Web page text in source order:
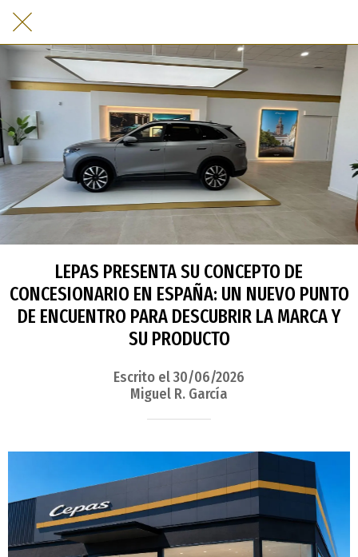
LEPAS PRESENTA SU CONCEPTO DE
CONCESIONARIO EN ESPAÑA: UN NUEVO PUNTO
DE ENCUENTRO PARA DESCUBRIR LA MARCA Y
SU PRODUCTO
Escrito el 30/06/2026
Miguel R. García